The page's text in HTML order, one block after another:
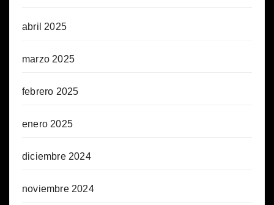
abril 2025
marzo 2025
febrero 2025
enero 2025
diciembre 2024
noviembre 2024